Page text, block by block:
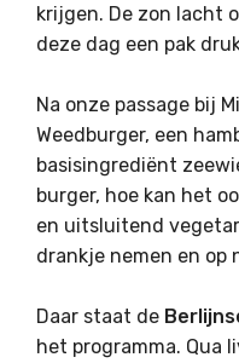
krijgen. De zon lacht
deze dag een pak
Na onze passage bij
Weedburger, een
basisingrediënt
burger, hoe kan het
en uitsluitend
drankje nemen en op
Daar staat de
het programma. Qua